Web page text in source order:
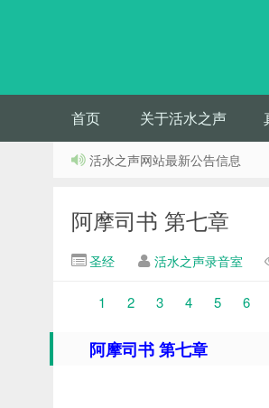
首页 关于活水之声
活水之声网站最新公告信息
阿摩司书 第七章
圣经 活水之声录音室
1 2 3 4 5 6
阿摩司书 第七章